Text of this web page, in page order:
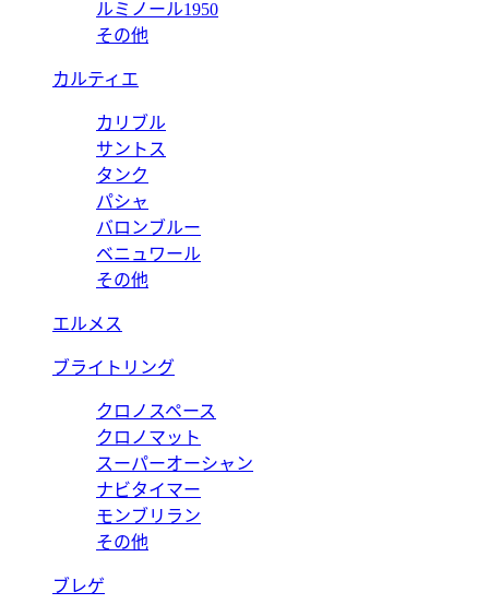
ルミノール1950
その他
カルティエ
カリブル
サントス
タンク
パシャ
バロンブルー
ベニュワール
その他
エルメス
ブライトリング
クロノスペース
クロノマット
スーパーオーシャン
ナビタイマー
モンブリラン
その他
ブレゲ